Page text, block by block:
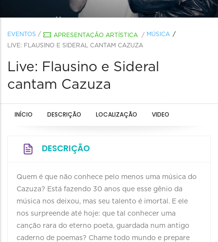
EVENTOS / APRESENTAÇÃO ARTÍSTICA / MÚSICA
LIVE: FLAUSINO E SIDERAL CANTAM CAZUZA
Live: Flausino e Sideral
cantam Cazuza
INÍCIO DESCRIÇÃO LOCALIZAÇÃO VIDEO
DESCRIÇÃO
Quem é que não conhece pelo menos uma música do
Cazuza? Está fazendo 30 anos que esse gênio da
música nos deixou, mas seu talento é imortal. E ele
nos surpreende até hoje: que tal conhecer uma
canção rara do eterno poeta, guardada num antigo
caderno de poemas? Chame todo mundo e prepare